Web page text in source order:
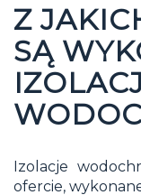
Z
SĄ
Izolacje
ofercie,